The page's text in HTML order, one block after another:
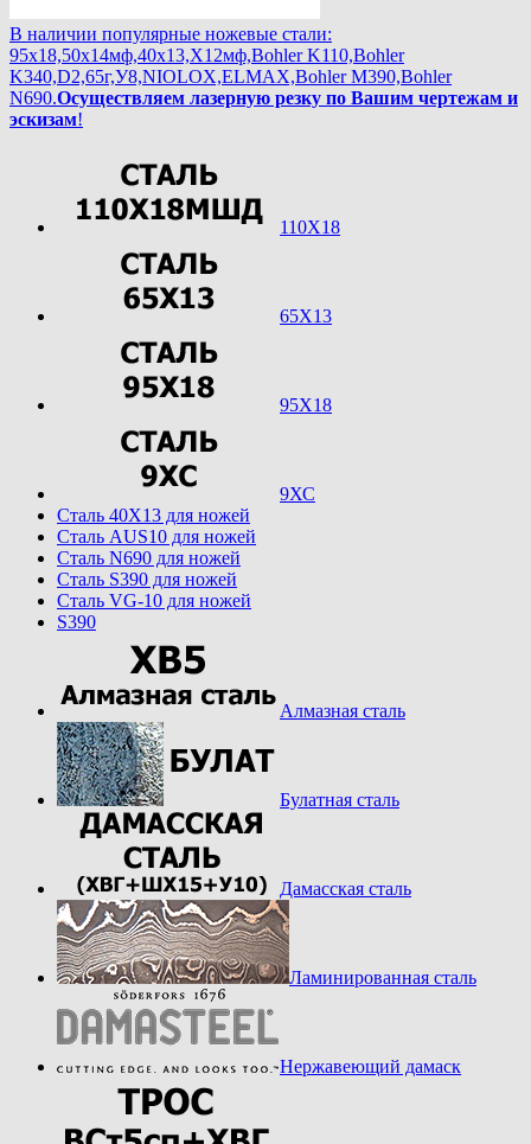
В наличии популярные ножевые стали:
95х18,50х14мф,40х13,Х12мф,Bohler K110,Bohler
K340,D2,65г,У8,NIOLOX,ELMAX,Bohler М390,Bohler
N690.Осуществляем лазерную резку по Вашим чертежам и
эскизам!
110Х18
65Х13
95Х18
9ХС
Cталь 40Х13 для ножей
Cталь AUS10 для ножей
Cталь N690 для ножей
Cталь S390 для ножей
Cталь VG-10 для ножей
S390
Алмазная сталь
Булатная сталь
Дамасская сталь
Ламинированная сталь
Нержавеющий дамаск